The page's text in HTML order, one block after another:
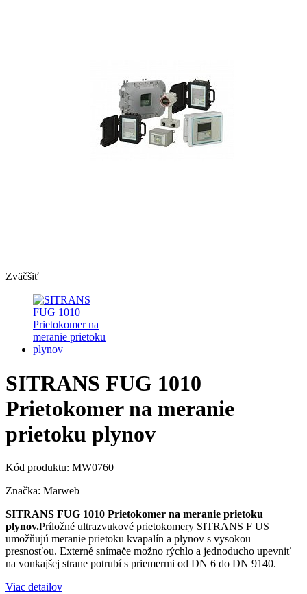
Zväčšiť
SITRANS FUG 1010
Prietokomer na meranie
prietoku plynov
Kód produktu: MW0760
Značka: Marweb
SITRANS FUG 1010 Prietokomer na meranie prietoku
plynov.Príložné ultrazvukové prietokomery SITRANS F US
umožňujú meranie prietoku kvapalín a plynov s vysokou
presnosťou. Externé snímače možno rýchlo a jednoducho upevniť
na vonkajšej strane potrubí s priemermi od DN 6 do DN 9140.
Viac detailov